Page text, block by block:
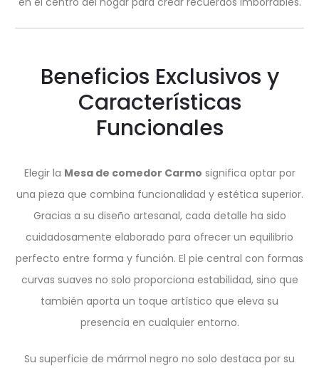
Beneficios Exclusivos y
Características
Funcionales
Elegir la Mesa de comedor Carmo significa optar por
una pieza que combina funcionalidad y estética superior.
Gracias a su diseño artesanal, cada detalle ha sido
cuidadosamente elaborado para ofrecer un equilibrio
perfecto entre forma y función. El pie central con formas
curvas suaves no solo proporciona estabilidad, sino que
también aporta un toque artístico que eleva su
presencia en cualquier entorno.
Su superficie de mármol negro no solo destaca por su